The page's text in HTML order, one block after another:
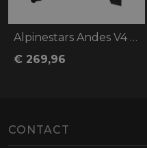
Alpinestars Andes V4 Drystar Jacket
€ 269,96
CONTACT